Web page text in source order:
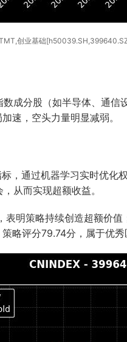
创业基础
成分股（如半导体、通信
速，空头力量明显减弱。
，通过机器学习实时优化
从而实现超额收益。
明策略持续创造超额价
略评分79.74分，属于优秀